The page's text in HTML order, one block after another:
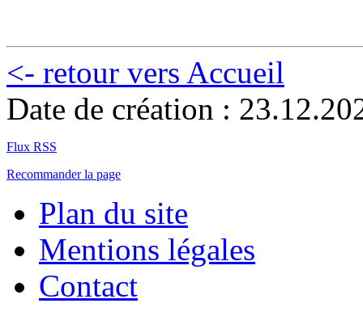
<- retour vers Accueil
Date de création :
Flux RSS
Recommander la page
Plan du site
Mentions légales
Contact